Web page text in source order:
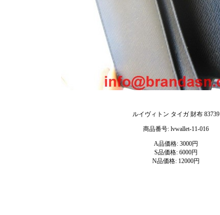
ルイヴィトン タイガ 財布 83739
商品番号: lvwallet-11-016
A品価格: 3000円
S品価格: 6000円
N品価格: 12000円